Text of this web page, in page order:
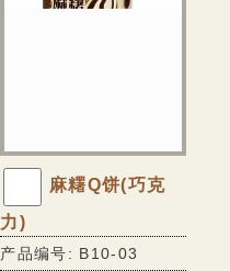
麻糬Q饼(巧克
力)
产品编号: B10-03